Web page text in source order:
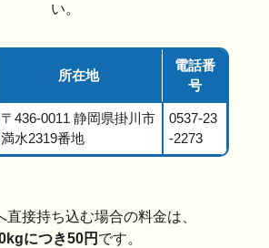
い。
所在地
電話番
号
〒436-0011 静岡県掛川市
満水2319番地
0537-23
-2273
直接持ち込む場合の料金は、
につき50円 です。